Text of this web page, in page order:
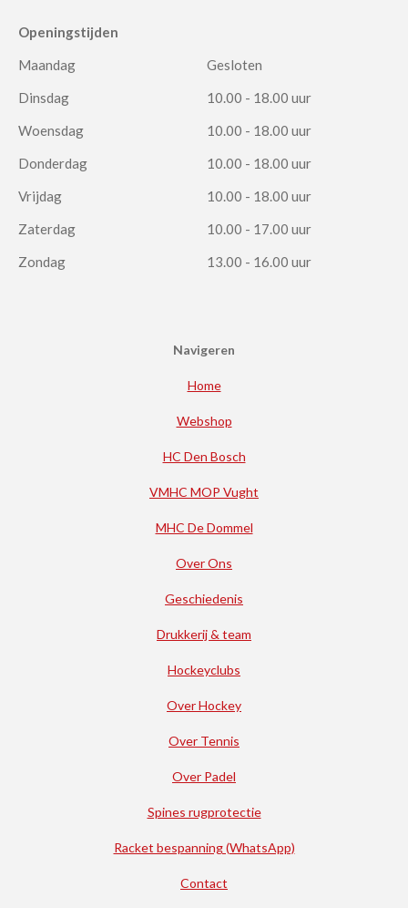
Openingstijden
Maandag
Gesloten
Dinsdag
10.00 - 18.00 uur
Woensdag
10.00 - 18.00 uur
Donderdag
10.00 - 18.00 uur
Vrijdag
10.00 - 18.00 uur
Zaterdag
10.00 - 17.00 uur
Zondag
13.00 - 16.00 uur
Navigeren
Home
Webshop
HC Den Bosch
VMHC MOP Vught
MHC De Dommel
Over Ons
Geschiedenis
Drukkerij & team
Hockeyclubs
Over Hockey
Over Tennis
Over Padel
Spines rugprotectie
Racket bespanning (WhatsApp)
Contact